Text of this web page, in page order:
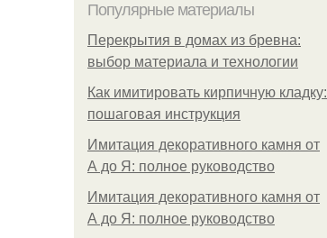
Популярные материалы
Перекрытия в домах из бревна:
выбор материала и технологии
Как имитировать кирпичную кладку:
пошаговая инструкция
Имитация декоративного камня от
А до Я: полное руководство
Имитация декоративного камня от
А до Я: полное руководство